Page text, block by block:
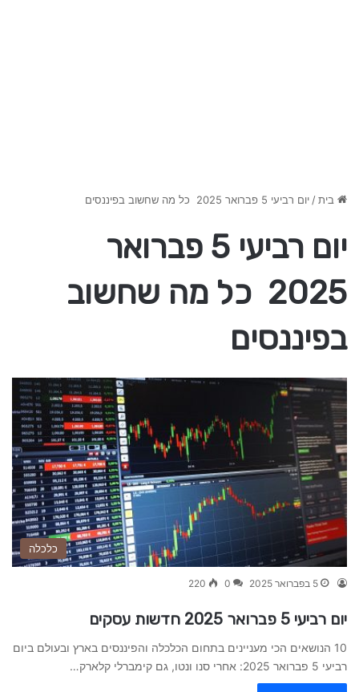
בית/יום רביעי 5 פברואר 2025 כל מה שחשוב בפיננסים
יום רביעי 5 פברואר
2025 כל מה שחשוב
בפיננסים
כלכלה
5 בפברואר 2025 0
220
יום רביעי 5 פברואר 2025 חדשות עסקים
10 הנושאים הכי מעניינים בתחום הכלכלה והפיננסים בארץ ובעולם ביום
רביעי 5 פברואר 2025: אחרי סנו ונטו, גם קימברלי קלארק…